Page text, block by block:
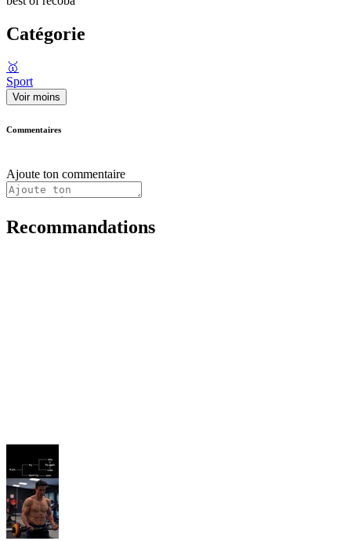
Catégorie
🥇
Sport
Voir moins
Commentaires
Ajoute ton commentaire
Recommandations